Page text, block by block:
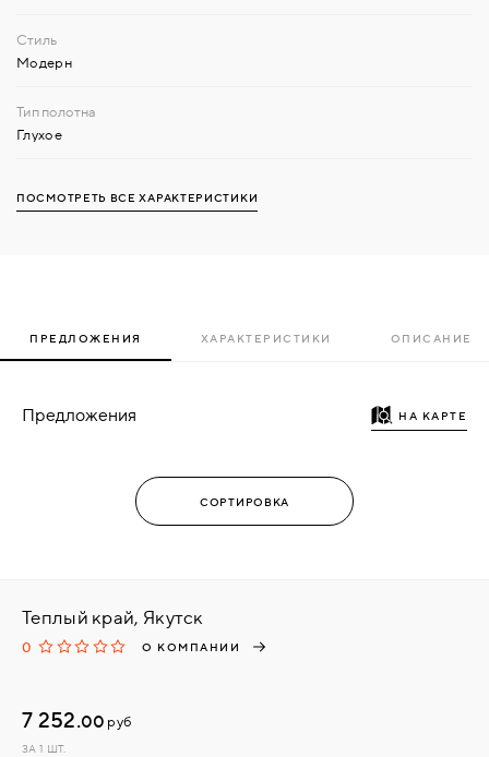
Модерн
Глухое
ПОСМОТРЕТЬ ВСЕ ХАРАКТЕРИСТИКИ
ПРЕДЛОЖЕНИЯ ХАРАКТЕРИСТИКИ ОПИСАНИЕ
Предложения НА КАРТЕ
Теплый край, Якутск
0 О КОМПАНИИ
7 252.00 руб
ЗА 1 ШТ.